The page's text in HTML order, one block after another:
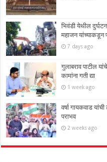
भिवंडी येथील
महाजन यांच्याकडून
7 days ago
गुलाबराव पाटील
कामांना गती द्या
1 week ago
वर्षा गायकवाड
पराभव
2 weeks ago